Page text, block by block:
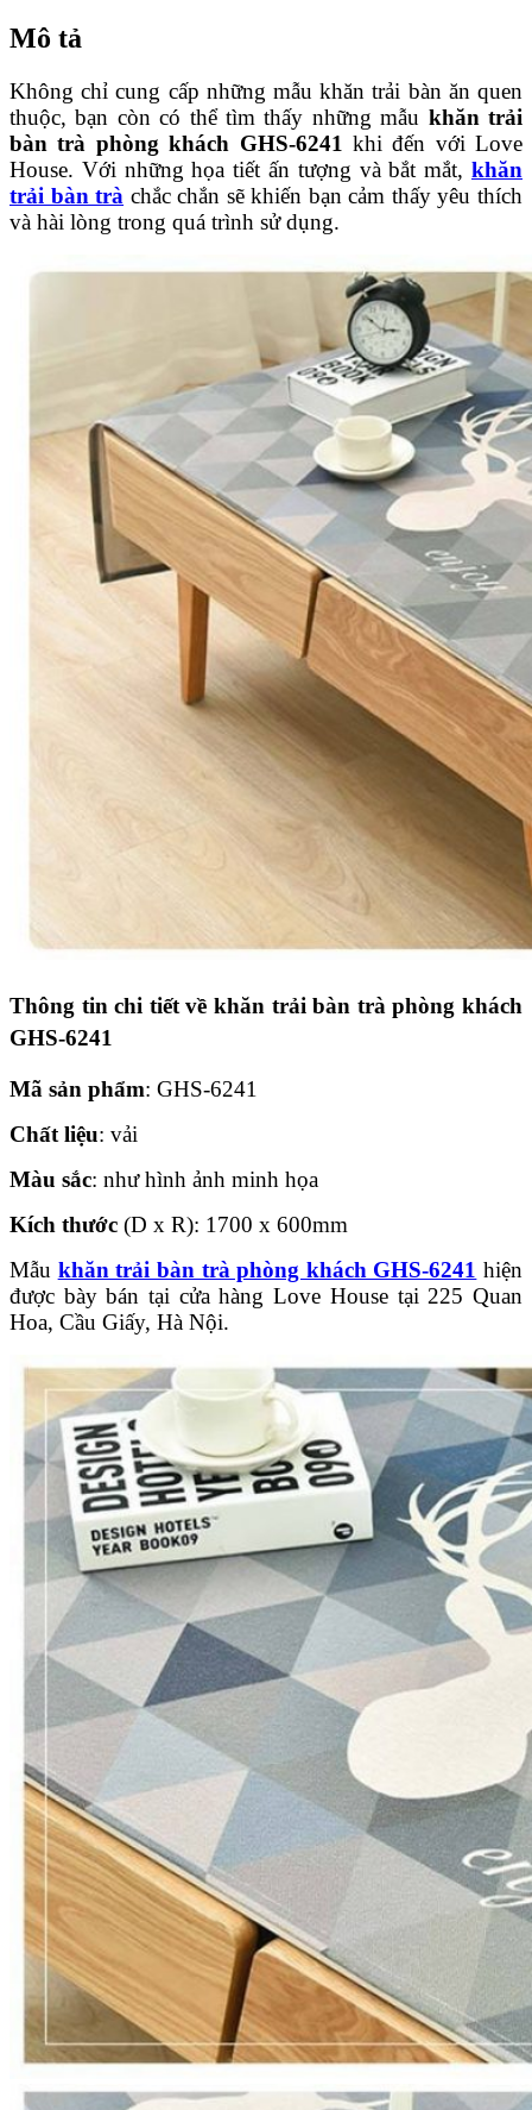
Mô tả
Không chỉ cung cấp những mẫu khăn trải bàn ăn quen
thuộc, bạn còn có thể tìm thấy những mẫu khăn trải
bàn trà phòng khách GHS-6241 khi đến với Love
House. Với những họa tiết ấn tượng và bắt mắt, khăn
trải bàn trà chắc chắn sẽ khiến bạn cảm thấy yêu thích
và hài lòng trong quá trình sử dụng.
Thông tin chi tiết về khăn trải bàn trà phòng khách
GHS-6241
Mã sản phẩm: GHS-6241
Chất liệu: vải
Màu sắc: như hình ảnh minh họa
Kích thước (D x R): 1700 x 600mm
Mẫu khăn trải bàn trà phòng khách GHS-6241 hiện
được bày bán tại cửa hàng Love House tại 225 Quan
Hoa, Cầu Giấy, Hà Nội.